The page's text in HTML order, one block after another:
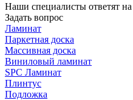
Наши специалисты ответят
Задать вопрос
Ламинат
Паркетная доска
Массивная доска
Виниловый ламинат
SPC Ламинат
Плинтус
Подложка